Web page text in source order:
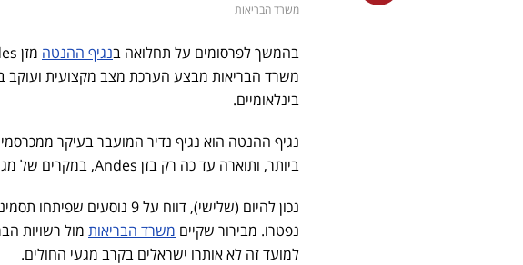
משרד הבריאות
בהמשך לפרסומים על תחלואה בנגיף ההנטה
משרד הבריאות מבצע הערכת מצב מקצועית ועוקב
בינלאומיים.
נגיף ההנטה הוא נגיף נדיר המועבר בעיקר
ביותר, ותוארה עד כה רק בזן Andes, במקרים של מגע הדוק וממושך עם חולה או עם הפרשותיו.
נפטרו. מבירור שקיים משרד הבריאות מול רשויות
למועד זה לא אותרו ישראלים בקרב מגעי החולים.